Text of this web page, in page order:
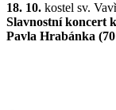
18. 10. kostel sv.
Slavnostní koncert
Pavla Hrabánka